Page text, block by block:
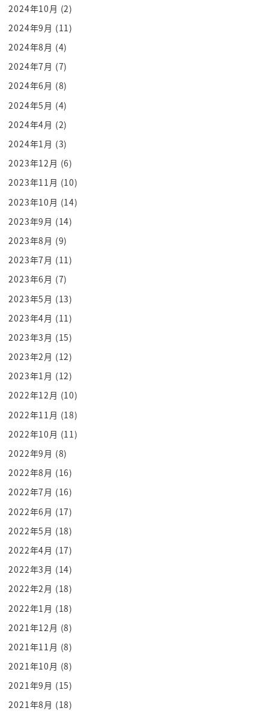
あの
まっすぐね伸びてるから本当にここに
たどり着くようにうまくデザインされて
いるはい
街全体
すぐん
曲名ですよな
あのお守りとかなんていうんですけど3個
札こそねあったらくる
やってみたかった本当にちょっとバイトで
ある日と思うよいいですよねー
じゃあお参りしてからあのを守り見てみろ
ん
アランでますねぇ
帰ってまいりますありましたお許して
まいりますね
今回ねそこを移せないみたいなんですね
そのプレスはちょっとおみくじやらない
やりたいです抜く次男カパ止めくじと
なんか違う-1
えっ
女王
2人で400円だからんでまぁ
よっ
go オールドロータスよお願いします
よっしゃこれだ
じゃあ私はこれだなんかをいろいろあるん
だねええええ
どれがいいかなぁ
もう踊れ欲しいな本当にん
4分
俺はやか軍配かっこいいから
壊れ御幣かー
あー k
おい
あっ1一般てくださいはな
でいいですかよ
a なんですよ妙観こそそして俺が無病
たーーー
ダブル病態しました
2024年10月 (2)
2024年9月 (11)
2024年8月 (4)
2024年7月 (7)
2024年6月 (8)
2024年5月 (4)
2024年4月 (2)
2024年1月 (3)
2023年12月 (6)
2023年11月 (10)
2023年10月 (14)
2023年9月 (14)
2023年8月 (9)
2023年7月 (11)
2023年6月 (7)
2023年5月 (13)
2023年4月 (11)
2023年3月 (15)
2023年2月 (12)
2023年1月 (12)
2022年12月 (10)
2022年11月 (18)
2022年10月 (11)
2022年9月 (8)
2022年8月 (16)
2022年7月 (16)
2022年6月 (17)
2022年5月 (18)
2022年4月 (17)
2022年3月 (14)
2022年2月 (18)
2022年1月 (18)
2021年12月 (8)
2021年11月 (8)
2021年10月 (8)
2021年9月 (15)
2021年8月 (18)